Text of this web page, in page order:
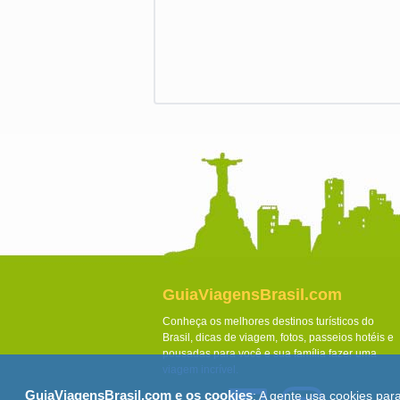
GuiaViagensBrasil.com
Conheça os melhores destinos turísticos do
Brasil, dicas de viagem, fotos, passeios hotéis e
pousadas para você e sua família fazer uma
viagem incrível.
GuiaViagensBrasil.com e os cookies: A gente usa cookies